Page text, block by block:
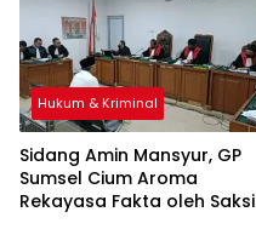
Hukum & Kriminal
Sidang Amin Mansyur, GP
Sumsel Cium Aroma
Rekayasa Fakta oleh Saksi